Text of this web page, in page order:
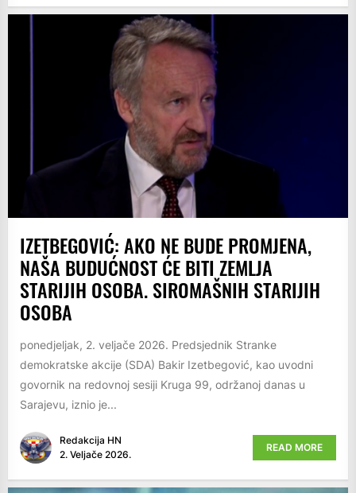
IZETBEGOVIĆ: AKO NE BUDE PROMJENA,
NAŠA BUDUĆNOST ĆE BITI ZEMLJA
STARIJIH OSOBA. SIROMAŠNIH STARIJIH
OSOBA
ponedjeljak, 2. veljače 2026. Predsjednik Stranke
demokratske akcije (SDA) Bakir Izetbegović, kao uvodni
govornik na redovnoj sesiji Kruga 99, održanoj danas u
Sarajevu, iznio je...
Redakcija HN
2. Veljače 2026.
READ MORE